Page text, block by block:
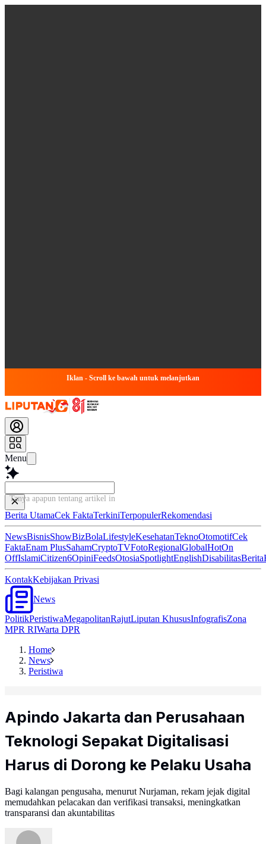
Iklan - Scroll ke bawah untuk melanjutkan
Menu
Tanya apapun tentang artikel ini...
Berita UtamaCek FaktaTerkiniTerpopulerRekomendasi
NewsBisnisShowBizBolaLifestyleKesehatanTeknoOtomotifCek
FaktaEnam PlusSahamCryptoTVFotoRegionalGlobalHotOn
OffIslamiCitizen6OpiniFeedsOtosiaSpotlightEnglishDisabilitasBerita
KontakKebijakan Privasi
News
PolitikPeristiwaMegapolitanRajutLiputan KhususInfografisZona
MPR RIWarta DPR
Home
News
Peristiwa
Apindo Jakarta dan Perusahaan
Teknologi Sepakat Digitalisasi
Harus di Dorong ke Pelaku Usaha
Bagi kalangan pengusaha, menurut Nurjaman, rekam jejak digital
memudahkan pelacakan dan verifikasi transaksi, meningkatkan
transparansi dan akuntabilitas